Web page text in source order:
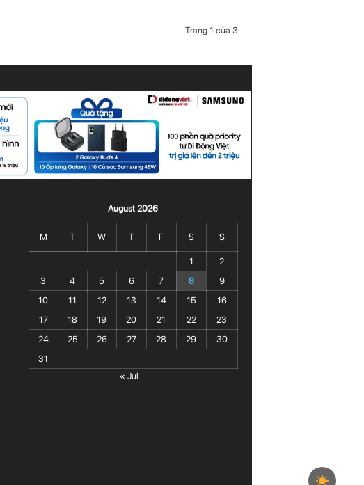
Trang 1 của 3
August 2026
M T W T F S S
1
2
3
4 5 6 7 8
9
10
11 12 13 14 15
16
17
18 19 20 21 22
23
24
25 26 27 28 29
30
31
« Jul